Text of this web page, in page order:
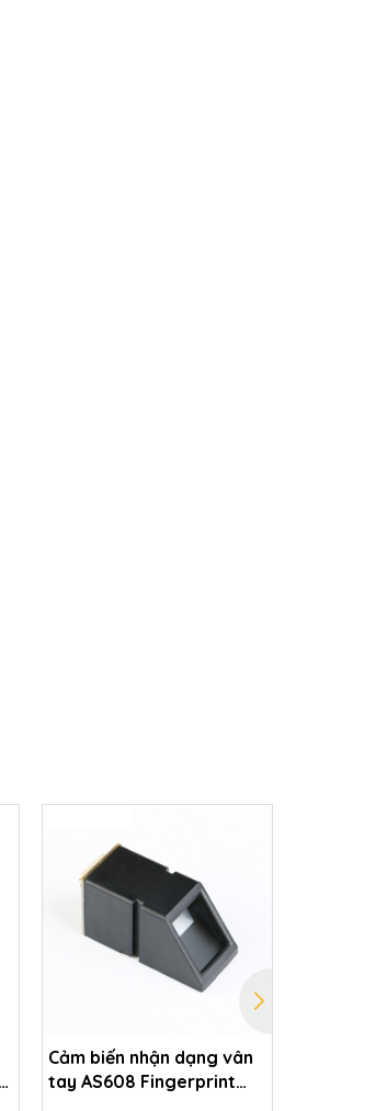
Cảm biến nhận dạng vân
tay AS608 Fingerprint